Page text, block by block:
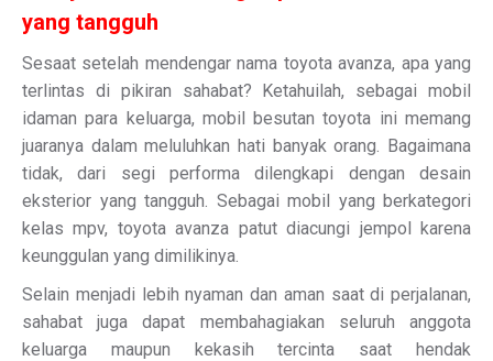
yang tangguh
Sesaat setelah mendengar nama toyota avanza, apa yang
terlintas di pikiran sahabat? Ketahuilah, sebagai mobil
idaman para keluarga, mobil besutan toyota ini memang
juaranya dalam meluluhkan hati banyak orang. Bagaimana
tidak, dari segi performa dilengkapi dengan desain
eksterior yang tangguh. Sebagai mobil yang berkategori
kelas mpv, toyota avanza patut diacungi jempol karena
keunggulan yang dimilikinya.
Selain menjadi lebih nyaman dan aman saat di perjalanan,
sahabat juga dapat membahagiakan seluruh anggota
keluarga maupun kekasih tercinta saat hendak